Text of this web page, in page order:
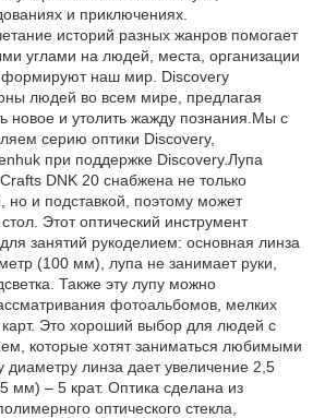
и приключениях.
историй разных жанров помогает
углами на людей, места, организации
формируют наш мир. Discovery
людей во всем мире, предлагая
новое и утолить жажду познания.Мы с
серию оптики Discovery,
при поддержке Discovery.Лупа
DNK 20 снабжена не только
и подставкой, поэтому может
Этот оптический инструмент
занятий рукоделием: основная линза
(100 мм), лупа не занимает руки,
Также эту лупу можно
фотоальбомов, мелких
карт. Это хороший выбор для людей с
которые хотят заниматься любимыми
линза дает увеличение 2,5
мм) – 5 крат. Оптика сделана из
оптического стекла,